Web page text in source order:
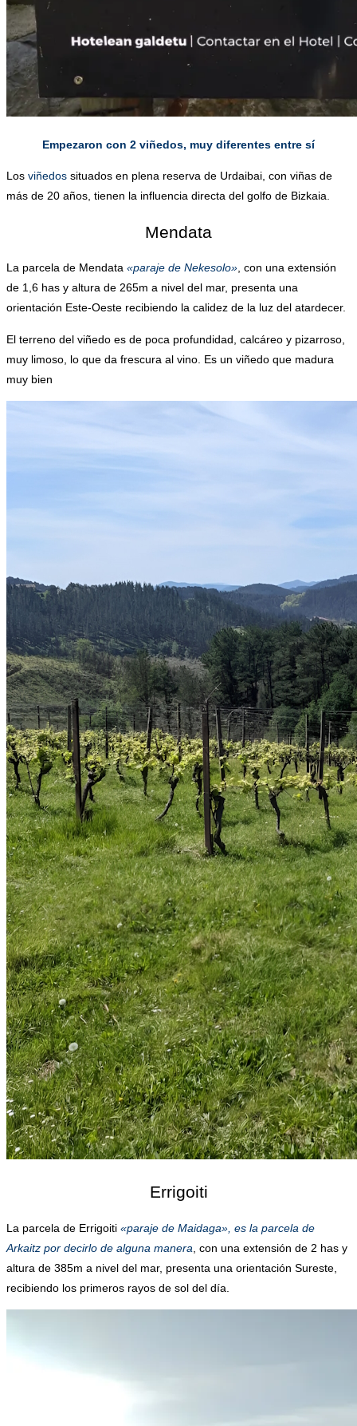
Empezaron con 2 viñedos, muy diferentes entre sí
Los viñedos situados en plena reserva de Urdaibai, con viñas de
más de 20 años, tienen la influencia directa del golfo de Bizkaia.
Mendata
La parcela de Mendata «paraje de Nekesolo», con una extensión
de 1,6 has y altura de 265m a nivel del mar, presenta una
orientación Este-Oeste recibiendo la calidez de la luz del atardecer.
El terreno del viñedo es de poca profundidad, calcáreo y pizarroso,
muy limoso, lo que da frescura al vino. Es un viñedo que madura
muy bien
Errigoiti
La parcela de Errigoiti «paraje de Maidaga», es la parcela de
Arkaitz por decirlo de alguna manera , con una extensión de 2 has y
altura de 385m a nivel del mar, presenta una orientación Sureste,
recibiendo los primeros rayos de sol del día.